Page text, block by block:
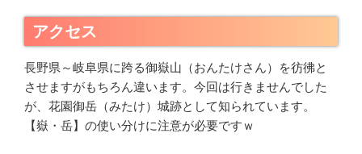
アクセス
長野県～岐阜県に跨る御嶽山（おんたけさん）を彷彿と
させますがもちろん違います。今回は行きませんでした
が、花園御岳（みたけ）城跡として知られています。
【嶽・岳】の使い分けに注意が必要ですｗ